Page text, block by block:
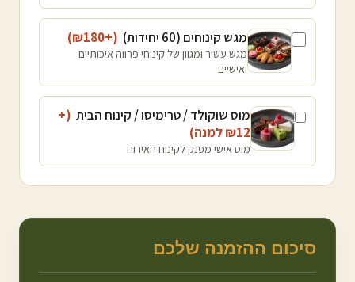
מגש קינוחים (60 יחידות) (+₪
180
)
מגש עשיר ומגוון של קינוחי פרווה איכותיים
ואישיים
מוס שוקולד / טרימיסו / קינוח הבית (+
₪12 למנה)
מוס אישי מפנק לקינוח האירוח
סיכום ההזמנה שלכם